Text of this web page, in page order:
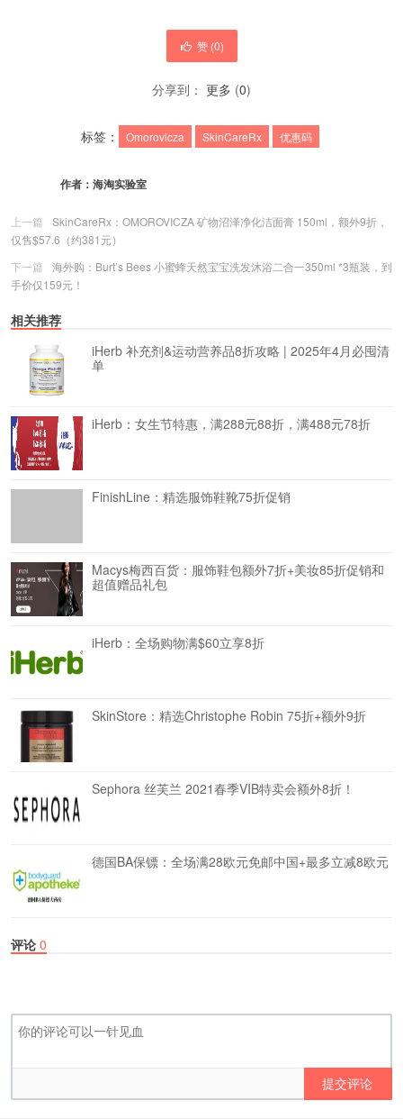
赞 (0)
分享到： 更多 (0)
标签： Omorovicza SkinCareRx 优惠码
作者： 海淘实验室
上一篇
SkinCareRx：OMOROVICZA 矿物沼泽净化洁面膏 150ml，额外9折，
仅售$57.6（约381元）
下一篇
海外购：Burt’s Bees 小蜜蜂天然宝宝洗发沐浴二合一350ml *3瓶装，到
手价仅159元！
相关推荐
iHerb 补充剂&运动营养品8折攻略 | 2025年4月必囤清
单
iHerb：女生节特惠，满288元88折，满488元78折
FinishLine：精选服饰鞋靴75折促销
Macys梅西百货：服饰鞋包额外7折+美妆85折促销和
超值赠品礼包
iHerb：全场购物满$60立享8折
SkinStore：精选Christophe Robin 75折+额外9折
Sephora 丝芙兰 2021春季VIB特卖会额外8折！
德国BA保镖：全场满28欧元免邮中国+最多立减8欧元
评论 0
提交评论